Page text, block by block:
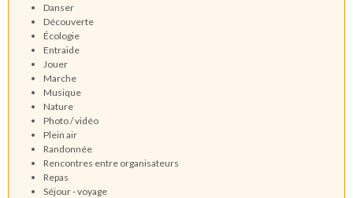
Danser
Découverte
Écologie
Entraide
Jouer
Marche
Musique
Nature
Photo / vidéo
Plein air
Randonnée
Rencontres entre organisateurs
Repas
Séjour - voyage